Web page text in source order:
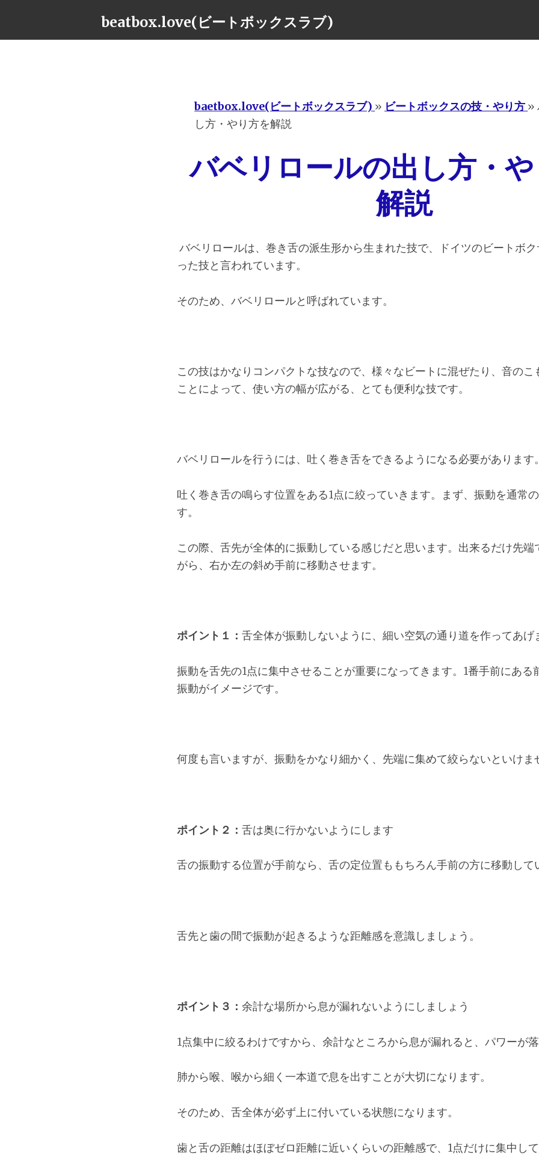
beatbox.love(ビートボックスラブ)
baetbox.love(ビートボックスラブ) » ビートボックスの技・やり方 »
し方・やり方を解説
バベリロールの出し方・
解説
バベリロールは、巻き舌の派生形から生まれた技で、ドイツのビートボ
った技と言われています。
そのため、バベリロールと呼ばれています。
この技はかなりコンパクトな技なので、様々なビートに混ぜたり、音のこ
ことによって、使い方の幅が広がる、とても便利な技です。
バベリロールを行うには、吐く巻き舌をできるようになる必要があります。
吐く巻き舌の鳴らす位置をある1点に絞っていきます。まず、振動を通常
す。
この際、舌先が全体的に振動している感じだと思います。出来るだけ先端
がら、右か左の斜め手前に移動させます。
ポイント１： 舌全体が振動しないように、細い空気の通り道を作ってあげ
振動を舌先の1点に集中させることが重要になってきます。1番手前にある
振動がイメージです。
何度も言いますが、振動をかなり細かく、先端に集めて絞らないといけま
ポイント２： 舌は奥に行かないようにします
舌の振動する位置が手前なら、舌の定位置ももちろん手前の方に移動して
舌先と歯の間で振動が起きるような距離感を意識しましょう。
ポイント３： 余計な場所から息が漏れないようにしましょう
1点集中に絞るわけですから、余計なところから息が漏れると、パワーが落
肺から喉、喉から細く一本道で息を出すことが大切になります。
そのため、舌全体が必ず上に付いている状態になります。
歯と舌の距離はほぼゼロ距離に近いくらいの距離感で、1点だけに集中し